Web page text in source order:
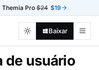
Themia Pro$24 $19
Baixar
de usuário